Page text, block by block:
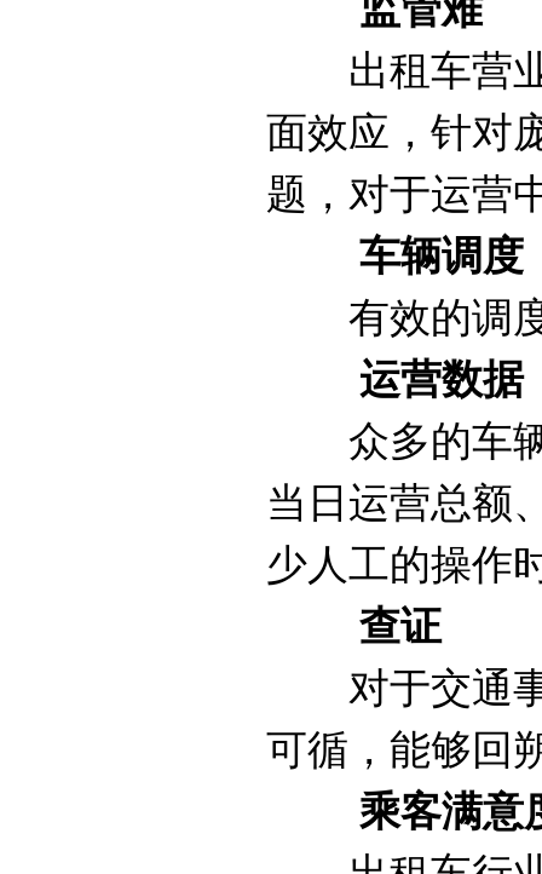
出租车营业
面效应，针对
题，对于运营
车辆调度
有效的调度
运营数据
众多的车辆
当日运营总额
少人工的操作
查证
对于交通事
可循，能够回
乘客满意